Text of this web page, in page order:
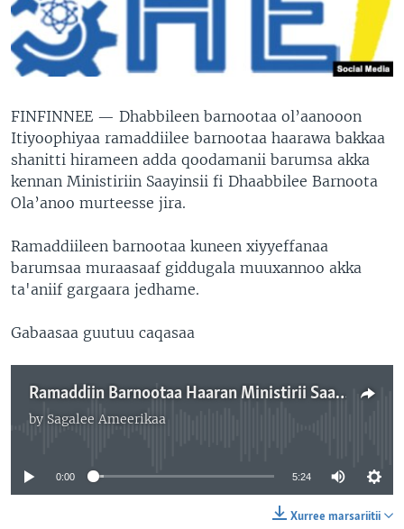
FINFINNEE — Dhabbileen barnootaa ol’aanooon
Itiyoophiyaa ramaddiilee barnootaa haarawa bakkaa
shanitti hirameen adda qoodamanii barumsa akka
kennan Ministiriin Saayinsii fi Dhaabbilee Barnoota
Ola’anoo murteesse jira.
Ramaddiileen barnootaa kuneen xiyyeffanaa
barumsaa muraasaaf giddugala muuxannoo akka
ta'aniif gargaara jedhame.
Gabaasaa guutuu caqasaa
Ramaddiin Barnootaa Haaran Ministirii Saayinsii fi Dhaabbilee Barnoota Ola’anootin Ifa Godhame
by Sagalee Ameerikaa
No media source currently available
0:00 5:24
Xurree marsariitii